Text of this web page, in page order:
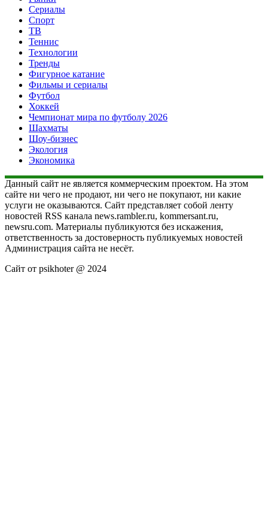
Сериалы
Спорт
ТВ
Теннис
Технологии
Тренды
Фигурное катание
Фильмы и сериалы
Футбол
Хоккей
Чемпионат мира по футболу 2026
Шахматы
Шоу-бизнес
Экология
Экономика
Данный сайт не является коммерческим проектом. На этом
сайте ни чего не продают, ни чего не покупают, ни какие
услуги не оказываются. Сайт представляет собой ленту
новостей RSS канала news.rambler.ru, kommersant.ru,
newsru.com. Материалы публикуются без искажения,
ответственность за достоверность публикуемых новостей
Администрация сайта не несёт.
Сайт от psikhoter @ 2024